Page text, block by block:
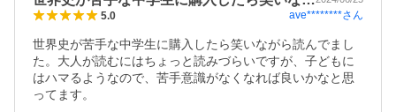
5.0 ave********さん
世界史が苦手な中学生に購入したら笑いながら読んでまし
た。大人が読むにはちょっと読みづらいですが、子どもに
はハマるようなので、苦手意識がなくなれば良いかなと思
ってます。